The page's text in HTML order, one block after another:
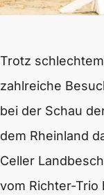
Trotz
zahlreiche
bei der Schau
dem Rheinland
Celler
vom Richter-Trio